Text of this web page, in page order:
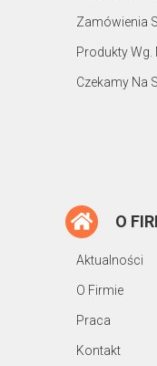
Zamówienia
Produkty Wg.
Czekamy Na
O
Aktualności
O Firmie
Praca
Kontakt